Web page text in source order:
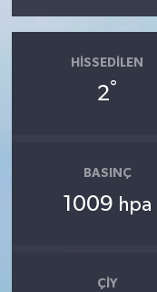
HISSEDILEN
2°
BASINÇ
1009 hpa
ÇIY